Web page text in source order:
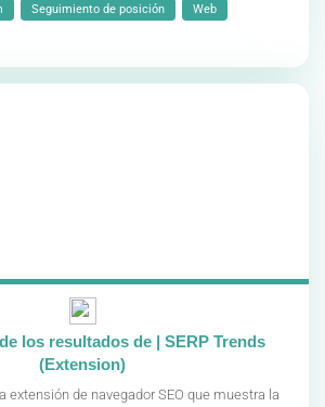
Seguimiento de posición Web
los resultados de | SERP Trends
(Extension)
extensión de navegador SEO que muestra la